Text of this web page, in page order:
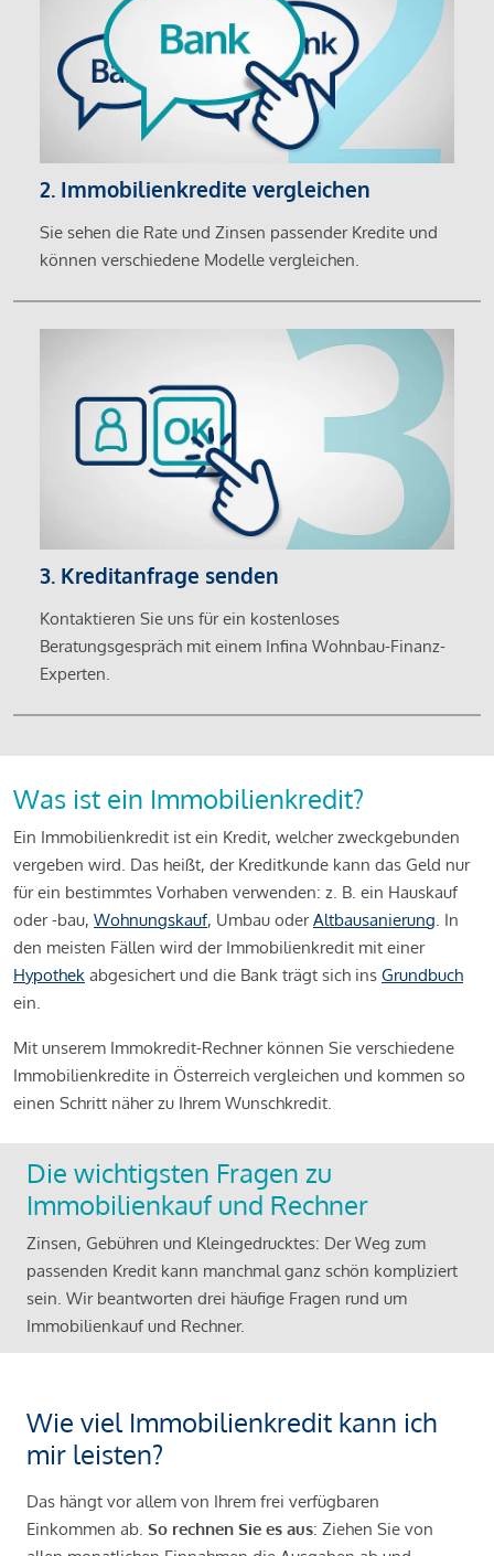
2. Immobilienkredite vergleichen
Sie sehen die Rate und Zinsen passender Kredite und
können verschiedene Modelle vergleichen.
3. Kreditanfrage senden
Kontaktieren Sie uns für ein kostenloses
Beratungsgespräch mit einem Infina Wohnbau-Finanz-
Experten.
Was ist ein Immobilienkredit?
Ein Immobilienkredit ist ein Kredit, welcher zweckgebunden
vergeben wird. Das heißt, der Kreditkunde kann das Geld nur
für ein bestimmtes Vorhaben verwenden: z. B. ein Hauskauf
oder -bau, Wohnungskauf, Umbau oderAltbausanierung. In
den meisten Fällen wird der Immobilienkredit mit einer
Hypothek abgesichert und die Bank trägt sich ins Grundbuch
ein.
Mit unserem Immokredit-Rechner können Sie verschiedene
Immobilienkredite in Österreich vergleichen und kommen so
einen Schritt näher zu Ihrem Wunschkredit.
Die wichtigsten Fragen zu
Immobilienkauf und Rechner
Zinsen, Gebühren und Kleingedrucktes: Der Weg zum
passenden Kredit kann manchmal ganz schön kompliziert
sein. Wir beantworten drei häufige Fragen rund um
Immobilienkauf und Rechner.
Wie viel Immobilienkredit kann ich
mir leisten?
Das hängt vor allem von Ihrem frei verfügbaren
Einkommen ab. So rechnen Sie es aus: Ziehen Sie von